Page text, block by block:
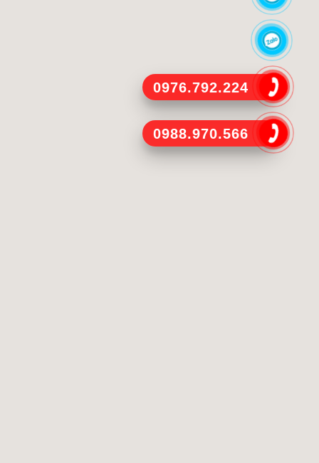
0976.792.224
0988.970.566